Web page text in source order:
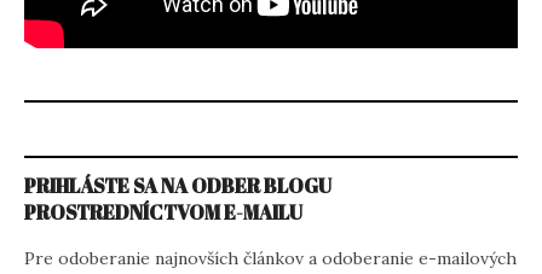
PRIHLÁSTE SA NA ODBER BLOGU
PROSTREDNÍCTVOM E-MAILU
Pre odoberanie najnovších článkov a odoberanie e-mailových